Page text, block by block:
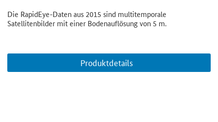
Die RapidEye-Daten aus 2015 sind multitemporale
Satellitenbilder mit einer Bodenauflösung von 5 m.
Produktdetails